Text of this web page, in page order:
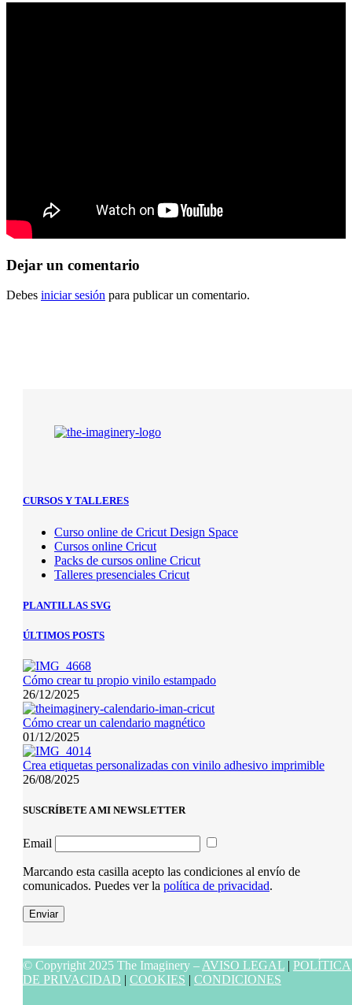
Dejar un comentario
Debes iniciar sesión para publicar un comentario.
CURSOS Y TALLERES
Curso online de Cricut Design Space
Cursos online Cricut
Packs de cursos online Cricut
Talleres presenciales Cricut
PLANTILLAS SVG
ÚLTIMOS POSTS
Cómo crear tu propio vinilo estampado
26/12/2025
Cómo crear un calendario magnético
01/12/2025
Crea etiquetas personalizadas con vinilo adhesivo imprimible
26/08/2025
SUSCRÍBETE A MI NEWSLETTER
Email
Marcando esta casilla acepto las condiciones al envío de
comunicados. Puedes ver la política de privacidad.
Enviar
© Copyright 2025 The Imaginery – AVISO LEGAL | POLÍTICA
DE PRIVACIDAD | COOKIES | CONDICIONES